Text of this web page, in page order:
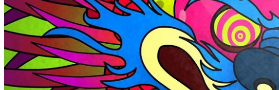
Contact